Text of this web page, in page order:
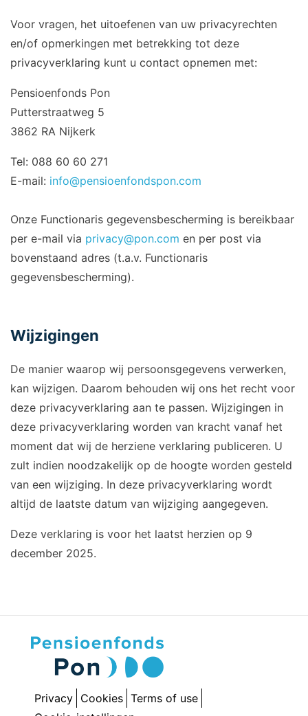
Voor vragen, het uitoefenen van uw privacyrechten
en/of opmerkingen met betrekking tot deze
privacyverklaring kunt u contact opnemen met:
Pensioenfonds Pon
Putterstraatweg 5
3862 RA Nijkerk
Tel: 088 60 60 271
E-mail: info@pensioenfondspon.com
Onze Functionaris gegevensbescherming is bereikbaar
per e-mail via privacy@pon.com en per post via
bovenstaand adres (t.a.v. Functionaris
gegevensbescherming).
Wijzigingen
De manier waarop wij persoonsgegevens verwerken,
kan wijzigen. Daarom behouden wij ons het recht voor
deze privacyverklaring aan te passen. Wijzigingen in
deze privacyverklaring worden van kracht vanaf het
moment dat wij de herziene verklaring publiceren. U
zult indien noodzakelijk op de hoogte worden gesteld
van een wijziging. In deze privacyverklaring wordt
altijd de laatste datum van wijziging aangegeven.
Deze verklaring is voor het laatst herzien op 9
december 2025.
Privacy Cookies Terms of use